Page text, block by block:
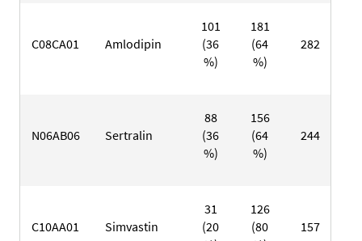
C08CA01 Amlodipin
101
(36
%)
181
(64
%)
282
N06AB06 Sertralin
88
(36
%)
156
(64
%)
244
C10AA01 Simvastin
31
(20
126
(80
157